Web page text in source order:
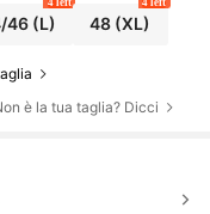
46(L) 48 (XL)
è la tua taglia? Dicci